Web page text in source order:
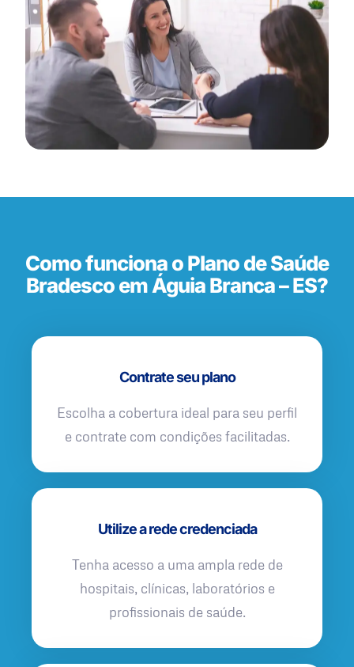
Como funciona o Plano de Saúde
Bradesco em Águia Branca – ES?
Contrate seu plano
Escolha a cobertura ideal para seu perfil
e contrate com condições facilitadas.
Utilize a rede credenciada
Tenha acesso a uma ampla rede de
hospitais, clínicas, laboratórios e
profissionais de saúde.